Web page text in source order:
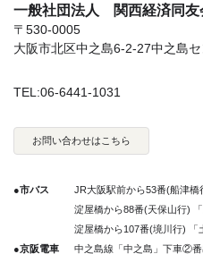
一般社団法人 関西経済同友
〒530-0005
大阪市北区中之島6-2-27中之島
TEL:06-6441-1031
お問い合わせはこちら
●市バス
JR大阪駅前から53番(船津
淀屋橋から88番(天保山行)
淀屋橋から107番(境川行) 「
●京阪電車
中之島線「中之島」下車②